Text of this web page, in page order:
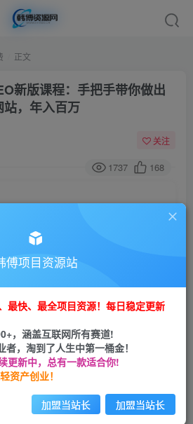
正文
新版课程：手把手带你做出
，年入百万
关注
1737 168
9.9金币99
立即购买
未登录！建议登陆后购买，可保存购买订单
傅项目资源站
最快、最全项目资源！每日稳定更新
，涵盖互联网所有赛道!
，淘到了人生中第一桶金！
更新中，总有一款适合你!
资产创业！
加盟当站长 加盟当站长